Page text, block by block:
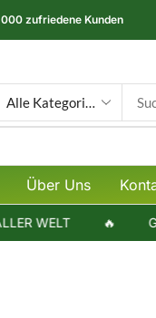
zufriedene Kunden
Über Uns
WELT